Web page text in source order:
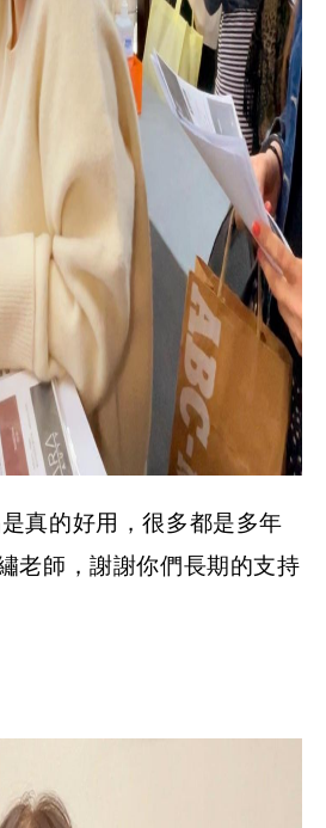
真的好用，很多都是多年
老師，謝謝你們長期的支持